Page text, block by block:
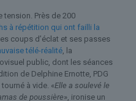
tension. Près de 200
à répétition qui ont failli la
coups d’éclat et ses passes
télé-réalité, la
public, dont les séances
de Delphine Ernotte, PDG
à vide. «Elle a soulevé le
de poussière», ironise un